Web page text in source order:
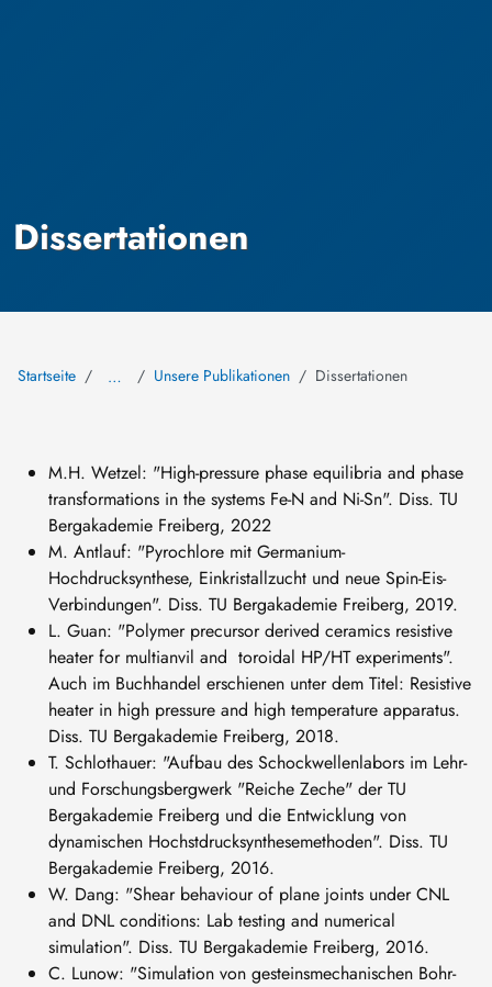
Dissertationen
Startseite … Unsere Publikationen Dissertationen
M.H. Wetzel: "High-pressure phase equilibria and phase
transformations in the systems Fe-N and Ni-Sn". Diss. TU
Bergakademie Freiberg, 2022
M. Antlauf: "Pyrochlore mit Germanium-
Hochdrucksynthese, Einkristallzucht und neue Spin-Eis-
Verbindungen". Diss. TU Bergakademie Freiberg, 2019.
L. Guan: "Polymer precursor derived ceramics resistive
heater for multianvil and toroidal HP/HT experiments".
Auch im Buchhandel erschienen unter dem Titel: Resistive
heater in high pressure and high temperature apparatus.
Diss. TU Bergakademie Freiberg, 2018.
T. Schlothauer: "Aufbau des Schockwellenlabors im Lehr-
und Forschungsbergwerk "Reiche Zeche" der TU
Bergakademie Freiberg und die Entwicklung von
dynamischen Hochstdrucksynthesemethoden". Diss. TU
Bergakademie Freiberg, 2016.
W. Dang: "Shear behaviour of plane joints under CNL
and DNL conditions: Lab testing and numerical
simulation". Diss. TU Bergakademie Freiberg, 2016.
C. Lunow: "Simulation von gesteinsmechanischen Bohr-